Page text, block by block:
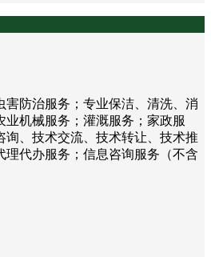
防治服务；专业保洁、清洗、消
机械服务；灌溉服务；家政服
、技术交流、技术转让、技术推
代办服务；信息咨询服务（不含